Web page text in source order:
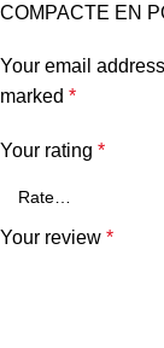
COMPACTE EN
Your email
marked *
Your rating *
Your review *